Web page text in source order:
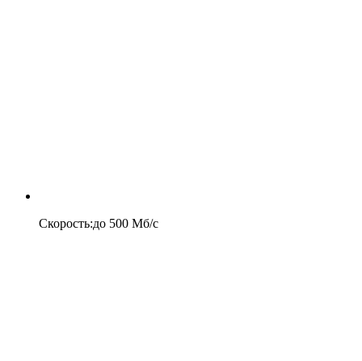
Скорость:до 500 Мб/c